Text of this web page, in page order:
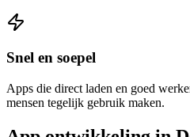
Snel en soepel
Apps die direct laden en goed
mensen tegelijk gebruik maken.